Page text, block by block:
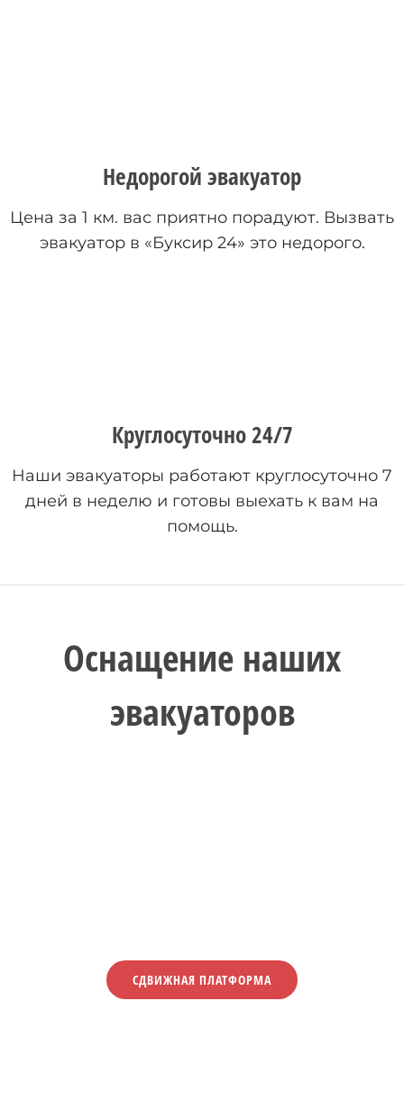
Недорогой эвакуатор
Цена за 1 км. вас приятно порадуют. Вызвать
эвакуатор в «Буксир 24» это недорого.
Круглосуточно 24/7
Наши эвакуаторы работают круглосуточно 7
дней в неделю и готовы выехать к вам на
помощь.
Оснащение наших
эвакуаторов
СДВИЖНАЯ ПЛАТФОРМА